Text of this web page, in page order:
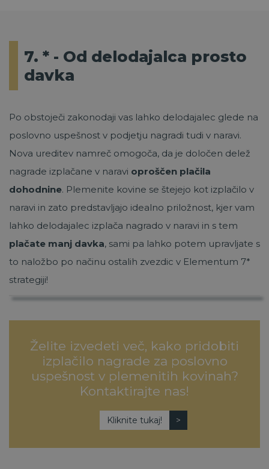
7. * - Od delodajalca prosto
davka
Po obstoječi zakonodaji vas lahko delodajalec glede na
poslovno uspešnost v podjetju nagradi tudi v naravi.
Nova ureditev namreč omogoča, da je določen delež
nagrade izplačane v naravi oproščen plačila
dohodnine. Plemenite kovine se štejejo kot izplačilo v
naravi in zato predstavljajo idealno priložnost, kjer vam
lahko delodajalec izplača nagrado v naravi in s tem
plačate manj davka, sami pa lahko potem upravljate s
to naložbo po načinu ostalih zvezdic v Elementum 7*
strategiji!
Želite izvedeti več, kako pridobiti
izplačilo nagrade za poslovno
uspešnost v plemenitih kovinah?
Kontaktirajte nas!
Kliknite tukaj!